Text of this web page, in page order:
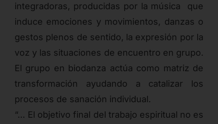
integradoras, producidas por la música que
induce emociones y movimientos, danzas o
gestos plenos de sentido, la expresión por la
voz y las situaciones de encuentro en grupo.
El grupo en biodanza actúa como matriz de
transformación ayudando a catalizar los
procesos de sanación individual.
“… El objetivo final del trabajo espiritual no es